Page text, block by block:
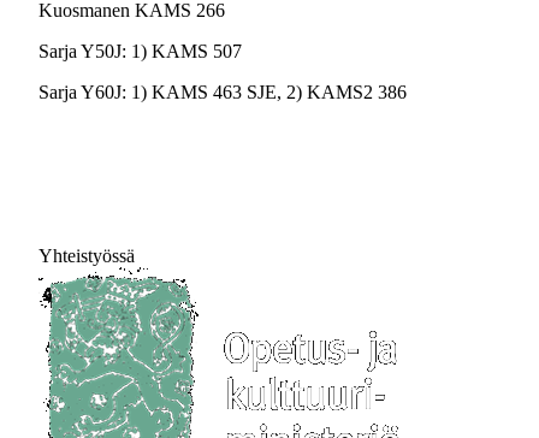
Kuosmanen KAMS 266
Sarja Y50J: 1) KAMS 507
Sarja Y60J: 1) KAMS 463 SJE, 2) KAMS2 386
Yhteistyössä